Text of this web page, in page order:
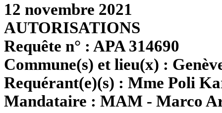
12 novembre 2021
AUTORISATIONS
Requête n° : APA 314690
Commune(s) et lieu(x) :
Requérant(e)(s) : Mme Poli
Mandataire : MAM - Marco